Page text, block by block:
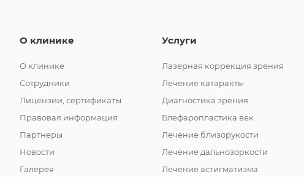
О клинике
О клинике
Сотрудники
Лицензии, сертификаты
Правовая информация
Партнеры
Новости
Галерея
Услуги
Лазерная коррекция зрения
Лечение катаракты
Диагностика зрения
Блефаропластика век
Лечение близорукости
Лечение дальнозоркости
Лечение астигматизма